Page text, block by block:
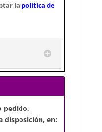
la política de
pedido,
disposición, en: